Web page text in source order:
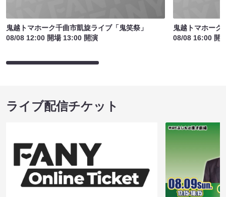
鬼越トマホーク千曲市凱旋ライブ「鬼笑祭」
08/08 12:00 開場 13:00 開演
鬼越トマホーク
08/08 16:00 開
ライブ配信チケット